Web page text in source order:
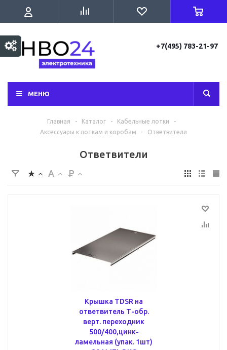
+7(495) 783-21-97
МЕНЮ
Главная - Каталог - Кабельные лотки
-
Аксессуары к лоткам и коробам
- Ответвители
Ответвители
Крышка TDSR на
ответвитель Т-обр.
верт. переходник
500/400,цинк-
ламельная (упак. 1шт)